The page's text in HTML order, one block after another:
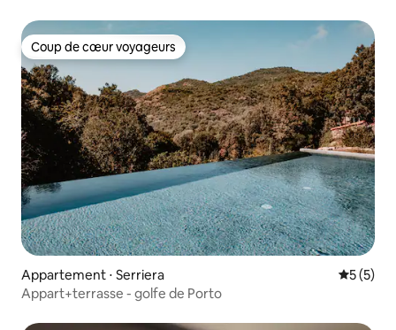
Coup de cœur voyageurs
Coup de cœur voyageurs
Appartement ⋅ Serriera
5 (5)
Appart+terrasse - golfe de Porto